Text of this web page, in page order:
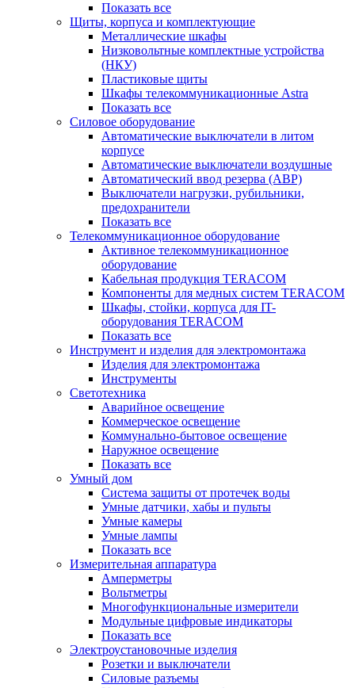
Показать все
Щиты, корпуса и комплектующие
Металлические шкафы
Низковольтные комплектные устройства
(НКУ)
Пластиковые щиты
Шкафы телекоммуникационные Astra
Показать все
Силовое оборудование
Автоматические выключатели в литом
корпусе
Автоматические выключатели воздушные
Автоматический ввод резерва (АВР)
Выключатели нагрузки, рубильники,
предохранители
Показать все
Телекоммуникационное оборудование
Активное телекоммуникационное
оборудование
Кабельная продукция TERACOM
Компоненты для медных систем TERACOM
Шкафы, стойки, корпуса для IT-
оборудования TERACOM
Показать все
Инструмент и изделия для электромонтажа
Изделия для электромонтажа
Инструменты
Светотехника
Аварийное освещение
Коммерческое освещение
Коммунально-бытовое освещение
Наружное освещение
Показать все
Умный дом
Система защиты от протечек воды
Умные датчики, хабы и пульты
Умные камеры
Умные лампы
Показать все
Измерительная аппаратура
Амперметры
Вольтметры
Многофункциональные измерители
Модульные цифровые индикаторы
Показать все
Электроустановочные изделия
Розетки и выключатели
Силовые разъемы